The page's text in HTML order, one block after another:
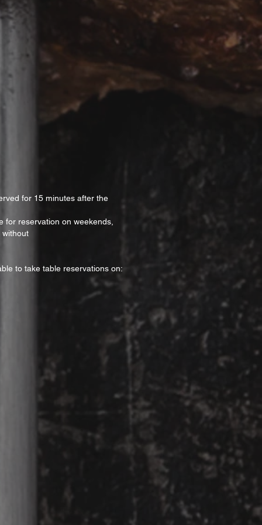
for 15 minutes after the
for reservation on weekends,
without
to take table reservations on: